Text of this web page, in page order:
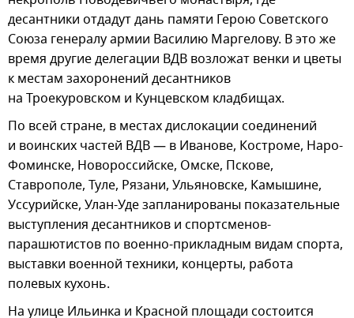
десантники отдадут дань памяти Герою Советского
Союза генералу армии Василию Маргелову. В это же
время другие делегации ВДВ возложат венки и цветы
к местам захоронений десантников
на Троекуровском и Кунцевском кладбищах.
По всей стране, в местах дислокации соединений
и воинских частей ВДВ — в Иванове, Костроме, Наро-
Фоминске, Новороссийске, Омске, Пскове,
Ставрополе, Туле, Рязани, Ульяновске, Камышине,
Уссурийске, Улан-Уде запланированы показательные
выступления десантников и спортсменов-
парашютистов по военно-прикладным видам спорта,
выставки военной техники, концерты, работа
полевых кухонь.
На улице Ильинка и Красной площади состоится